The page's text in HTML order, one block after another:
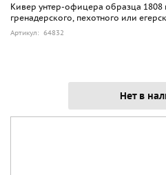
Кивер унтер-офицера образца 1808
гренадерского, пехотного или
Артикул: 64832
Нет в